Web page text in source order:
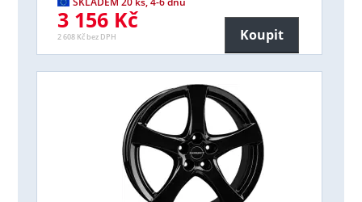
3 156 Kč
2 608 Kč bez DPH Koupit